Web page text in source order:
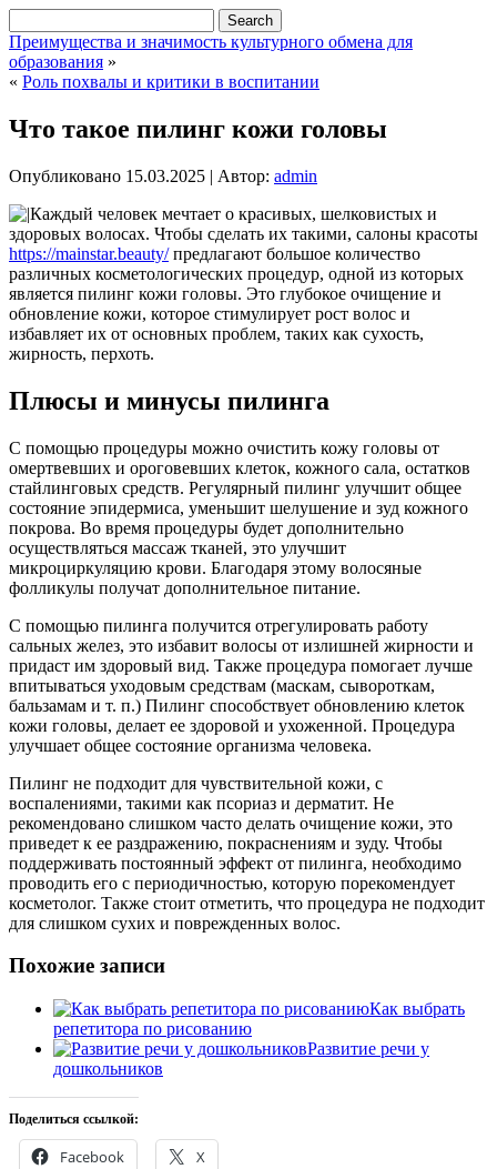
Преимущества и значимость культурного обмена для
образования »
« Роль похвалы и критики в воспитании
Что такое пилинг кожи головы
Опубликовано 15.03.2025 | Автор: admin
Каждый человек мечтает о красивых, шелковистых и
здоровых волосах. Чтобы сделать их такими, салоны красоты
https://mainstar.beauty/предлагают большое количество
различных косметологических процедур, одной из которых
является пилинг кожи головы. Это глубокое очищение и
обновление кожи, которое стимулирует рост волос и
избавляет их от основных проблем, таких как сухость,
жирность, перхоть.
Плюсы и минусы пилинга
С помощью процедуры можно очистить кожу головы от
омертвевших и ороговевших клеток, кожного сала, остатков
стайлинговых средств. Регулярный пилинг улучшит общее
состояние эпидермиса, уменьшит шелушение и зуд кожного
покрова. Во время процедуры будет дополнительно
осуществляться массаж тканей, это улучшит
микроциркуляцию крови. Благодаря этому волосяные
фолликулы получат дополнительное питание.
С помощью пилинга получится отрегулировать работу
сальных желез, это избавит волосы от излишней жирности и
придаст им здоровый вид. Также процедура помогает лучше
впитываться уходовым средствам (маскам, сывороткам,
бальзамам и т. п.) Пилинг способствует обновлению клеток
кожи головы, делает ее здоровой и ухоженной. Процедура
улучшает общее состояние организма человека.
Пилинг не подходит для чувствительной кожи, с
воспалениями, такими как псориаз и дерматит. Не
рекомендовано слишком часто делать очищение кожи, это
приведет к ее раздражению, покраснениям и зуду. Чтобы
поддерживать постоянный эффект от пилинга, необходимо
проводить его с периодичностью, которую порекомендует
косметолог. Также стоит отметить, что процедура не подходит
для слишком сухих и поврежденных волос.
Похожие записи
Как выбрать
репетитора по рисованию
Развитие речи у
дошкольников
Поделиться ссылкой:
Facebook X